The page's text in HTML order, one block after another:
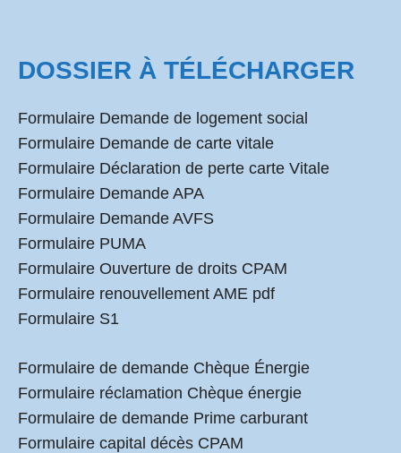
DOSSIER À TÉLÉCHARGER
Formulaire Demande de logement social
Formulaire Demande de carte vitale
Formulaire Déclaration de perte carte Vitale
Formulaire Demande APA
Formulaire Demande AVFS
Formulaire PUMA
Formulaire Ouverture de droits CPAM
Formulaire renouvellement AME pdf
Formulaire S1
Formulaire de demande Chèque Énergie
Formulaire réclamation Chèque énergie
Formulaire de demande Prime carburant
Formulaire capital décès CPAM